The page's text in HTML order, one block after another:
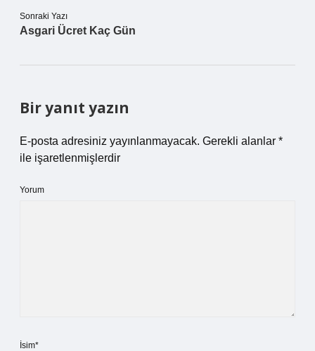
Sonraki Yazı
Asgari Ücret Kaç Gün
Bir yanıt yazın
E-posta adresiniz yayınlanmayacak. Gerekli alanlar *
ile işaretlenmişlerdir
Yorum
İsim*